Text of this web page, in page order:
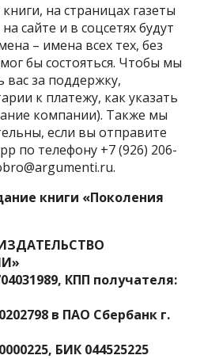
на страницах газеты
сайте и в соцсетях будут
– имена всех тех, без
бы состояться. Чтобы мы
вас за поддержку,
к платежу, как указать
компании). Также мы
если вы отправите
по телефону +7 (926) 206-
книги «Поколения
КПП получателя:
в ПАО Сбербанк г.
БИК 044525225